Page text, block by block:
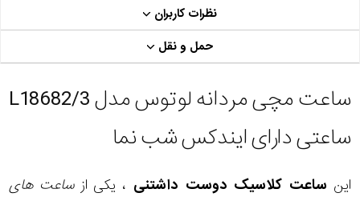
نظرات کاربران
حمل و نقل
ساعت مچی مردانه لوتوس مدل L18682/3
ساعتی دارای ایندکس شب نما
این ساعت کلاسیک دوست داشتنی ، یکی ازساعت های